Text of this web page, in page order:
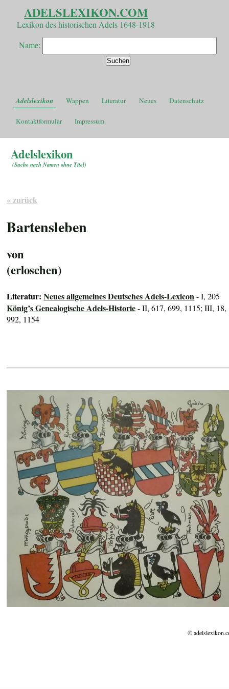
ADELSLEXIKON.COM
Lexikon des historischen Adels 1648-1918
Name:
Adelslexikon Wappen Literatur Neues Datenschutz
Kontaktformular Impressum
Adelslexikon
(Suche nach Namen ohne Titel)
« zurück
Bartensleben
von
(erloschen)
Literatur:Neues allgemeines Deutsches Adels-Lexicon- I, 205
König’s Genealogische Adels-Historie- II, 617, 699, 1115; III, 18,
992, 1154
©